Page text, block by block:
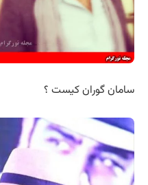
سامان گوران کیست ؟